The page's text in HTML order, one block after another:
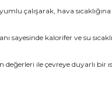
çalışarak, hava
sayesinde kalorifer ve su
değerleri ile çevreye duyarlı bir